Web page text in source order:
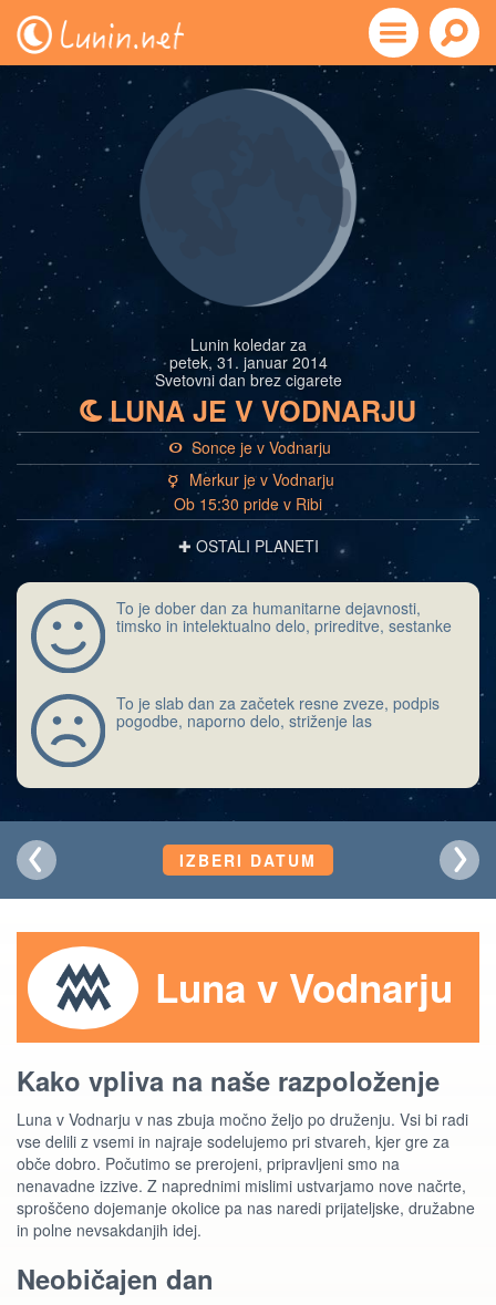
Lunin koledar za
petek, 31. januar 2014
Svetovni dan brez cigarete
bLUNA JE V VODNARJU
a Sonce je v Vodnarju
c
Merkur je v Vodnarju
Ob 15:30 pride v Ribi
✚ OSTALI PLANETI
To je dober dan za humanitarne dejavnosti,
timsko in intelektualno delo, prireditve, sestanke
To je slab dan za začetek resne zveze, podpis
pogodbe, naporno delo, striženje las
IZBERI DATUM
Luna v Vodnarju
Kako vpliva na naše razpoloženje
Luna v Vodnarju v nas zbuja močno željo po druženju. Vsi bi radi
vse delili z vsemi in najraje sodelujemo pri stvareh, kjer gre za
obče dobro. Počutimo se prerojeni, pripravljeni smo na
nenavadne izzive. Z naprednimi mislimi ustvarjamo nove načrte,
sproščeno dojemanje okolice pa nas naredi prijateljske, družabne
in polne nevsakdanjih idej.
Neobičajen dan